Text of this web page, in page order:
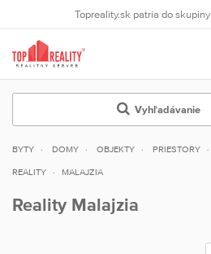
Topreality.sk patria do skupiny
Vyhľadávanie
BYTY DOMY OBJEKTY PRIESTORY
REALITY MALAJZIA
Reality Malajzia